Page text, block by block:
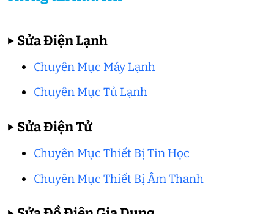
▶ Sửa Điện Lạnh
Chuyên Mục Máy Lạnh
Chuyên Mục Tủ Lạnh
▶ Sửa Điện Tử
Chuyên Mục Thiết Bị Tin Học
Chuyên Mục Thiết Bị Âm Thanh